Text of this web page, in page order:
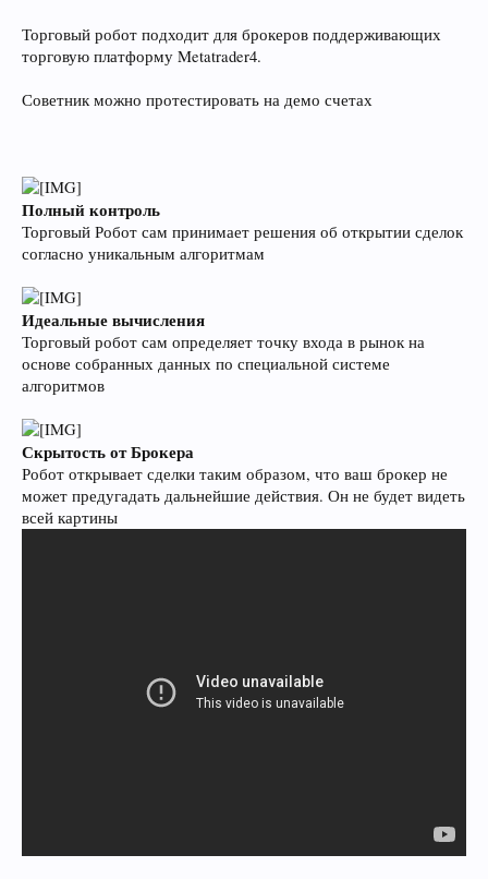
Торговый робот подходит для брокеров поддерживающих
торговую платформу Metatrader4.
Советник можно протестировать на демо счетах
Полный контроль
Торговый Робот сам принимает решения об открытии сделок
согласно уникальным алгоритмам
Идеальные вычисления
Торговый робот сам определяет точку входа в рынок на
основе собранных данных по специальной системе
алгоритмов
Скрытость от Брокера
Робот открывает сделки таким образом, что ваш брокер не
может предугадать дальнейшие действия. Он не будет видеть
всей картины